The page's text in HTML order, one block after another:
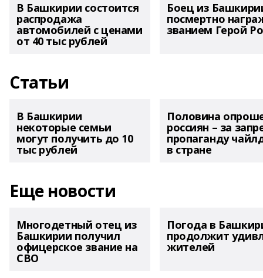
В Башкирии состоится
распродажа
автомобилей с ценами
от 40 тыс рублей
Боец из
посмертно
званием Герой
Статьи
В Башкирии
некоторые семьи
могут получить до 10
тыс рублей
Половина
россиян – за
пропаганду
в стране
Еще новости
Многодетный отец из
Башкирии получил
офицерское звание на
СВО
Погода в
продолжит
жителей